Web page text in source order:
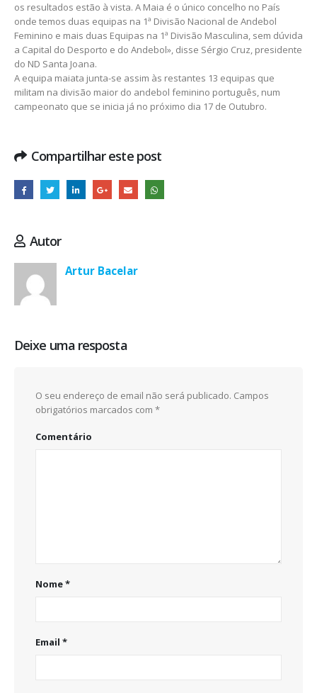
os resultados estão à vista. A Maia é o único concelho no País
onde temos duas equipas na 1ª Divisão Nacional de Andebol
Feminino e mais duas Equipas na 1ª Divisão Masculina, sem dúvida
a Capital do Desporto e do Andebol», disse Sérgio Cruz, presidente
do ND Santa Joana.
A equipa maiata junta-se assim às restantes 13 equipas que
militam na divisão maior do andebol feminino português, num
campeonato que se inicia já no próximo dia 17 de Outubro.
Compartilhar este post
Autor
Artur Bacelar
Deixe uma resposta
O seu endereço de email não será publicado. Campos
obrigatórios marcados com *
Comentário
Nome*
Email *